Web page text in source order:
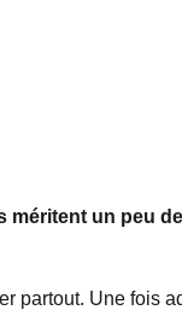
méritent un peu
partout. Une fois